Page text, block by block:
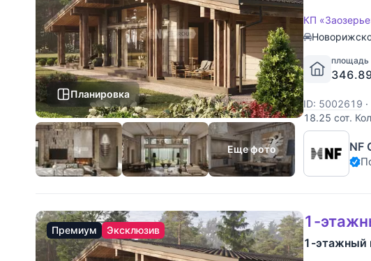
Планировка
Еще фото
КП
площадь
ID: 5002619 ·
18.25 cот.
60 км от
NF
Премиум Эксклюзив 1-
1-этажный